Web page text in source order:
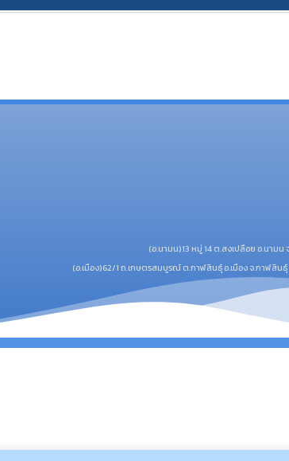
(อ.นามน)13 หมู่ 14 ต.สงเปลือย อ.นาม
(อ.เมือง)62/1 ถ.เกษตรสมบูรณ์ ต.กาฬสินธุ์ อ.เมือง จ.กาฬสิน